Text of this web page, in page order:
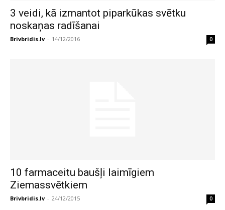
3 veidi, kā izmantot piparkūkas svētku
noskaņas radīšanai
Brivbridis.lv - 14/12/2016 0
10 farmaceitu baušļi laimīgiem
Ziemassvētkiem
Brivbridis.lv - 24/12/2015 0